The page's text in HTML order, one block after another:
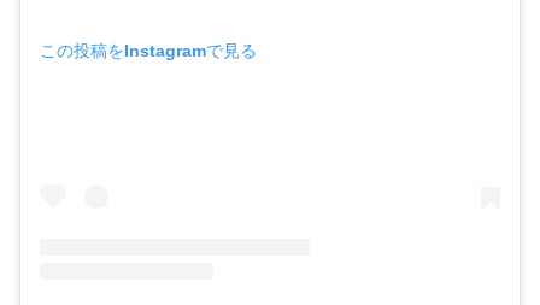
この投稿をInstagramで見る